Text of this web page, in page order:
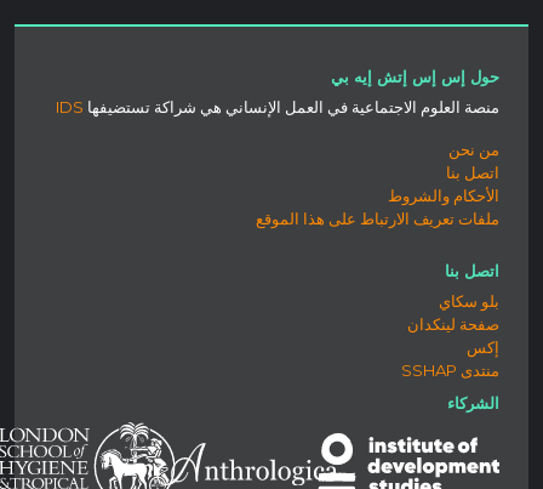
حول إس إس إتش إيه بي
منصة العلوم الاجتماعية في العمل الإنساني هي شراكة تستضيفها IDS
من نحن
اتصل بنا
الأحكام والشروط
ملفات تعريف الارتباط على هذا الموقع
اتصل بنا
بلو سكاي
صفحة لينكدان
إكس
منتدى SSHAP
الشركاء